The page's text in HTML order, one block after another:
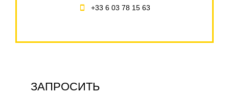
+33 6 03 78 15 63
ЗАПРОСИТЬ